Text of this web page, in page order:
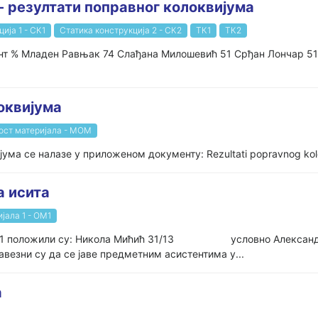
резултати поправног колоквијума
1 - СК1 Статика конструкција 2 - СК2 ТК1 ТК2
% Младен Равњак 74 Слађана Милошевић 51 Срђан
материјала - МОМ
се налазе у приложеном документу: Rezultati popravnog
исита
1 - ОМ1
1 положили су: Никола Мићић 31/13 условно
су да се јаве предметним асистентима у...